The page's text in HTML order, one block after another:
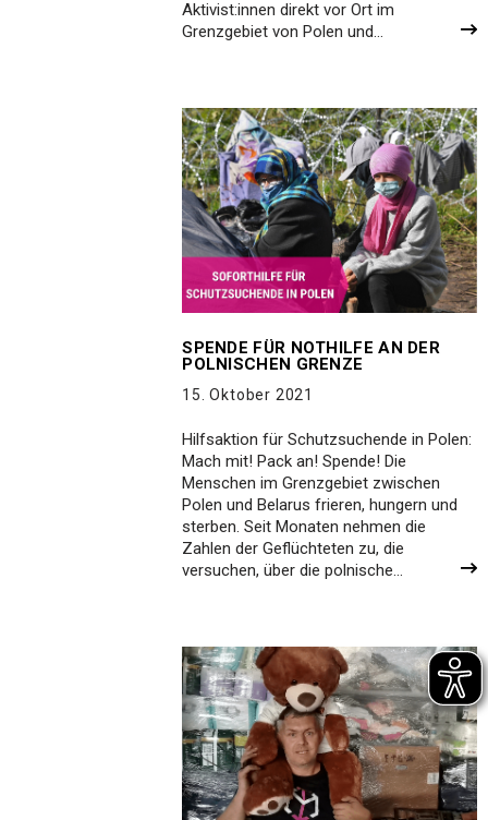
Aktivist:innen direkt vor Ort im
Grenzgebiet von Polen und…
SPENDE FÜR NOTHILFE AN DER
POLNISCHEN GRENZE
15. Oktober 2021
Hilfsaktion für Schutzsuchende in Polen:
Mach mit! Pack an! Spende! Die
Menschen im Grenzgebiet zwischen
Polen und Belarus frieren, hungern und
sterben. Seit Monaten nehmen die
Zahlen der Geflüchteten zu, die
versuchen, über die polnische…